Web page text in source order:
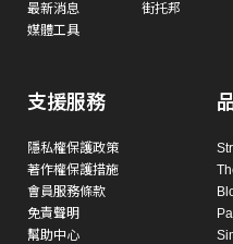
最新消息
媒體工具
街托邦
支援服務
隱私權保護政策
著作權保護措施
會員服務條款
免責聲明
幫助中心